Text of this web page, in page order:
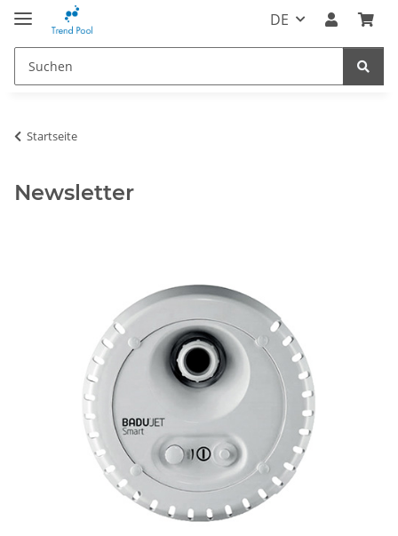
DE
Startseite
Newsletter